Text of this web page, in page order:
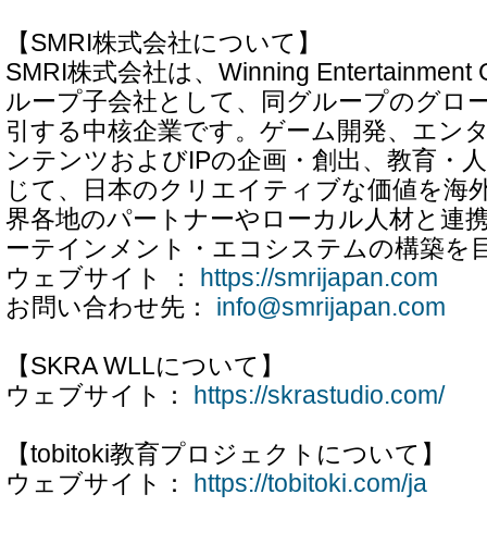
【SMRI株式会社について】
SMRI株式会社は、Winning Entertainment
ループ子会社として、同グループのグロ
引する中核企業です。ゲーム開発、エン
ンテンツおよびIPの企画・創出、教育・
じて、日本のクリエイティブな価値を海
界各地のパートナーやローカル人材と連
ーテインメント・エコシステムの構築を
ウェブサイト ：
https://smrijapan.com
お問い合わせ先： info@smrijapan.com
【SKRA WLLについて】
ウェブサイト：
https://skrastudio.com/
【tobitoki教育プロジェクトについて】
ウェブサイト：
https://tobitoki.com/ja